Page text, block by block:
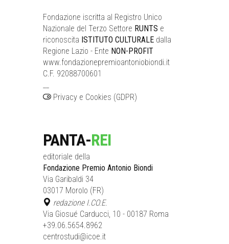
Fondazione iscritta al Registro Unico
Nazionale del Terzo Settore RUNTS e
riconoscita ISTITUTO CULTURALE dalla
Regione Lazio - Ente NON-PROFIT
www.fondazionepremioantoniobiondi.it
C.F. 92088700601
Privacy e Cookies (GDPR)
PANTA-REI
editoriale della
Fondazione Premio Antonio Biondi
Via Garibaldi 34
03017 Morolo (FR)
redazione I.CO.E.
Via Giosué Carducci, 10 - 00187 Roma
+39.06.5654.8962
centrostudi@icoe.it